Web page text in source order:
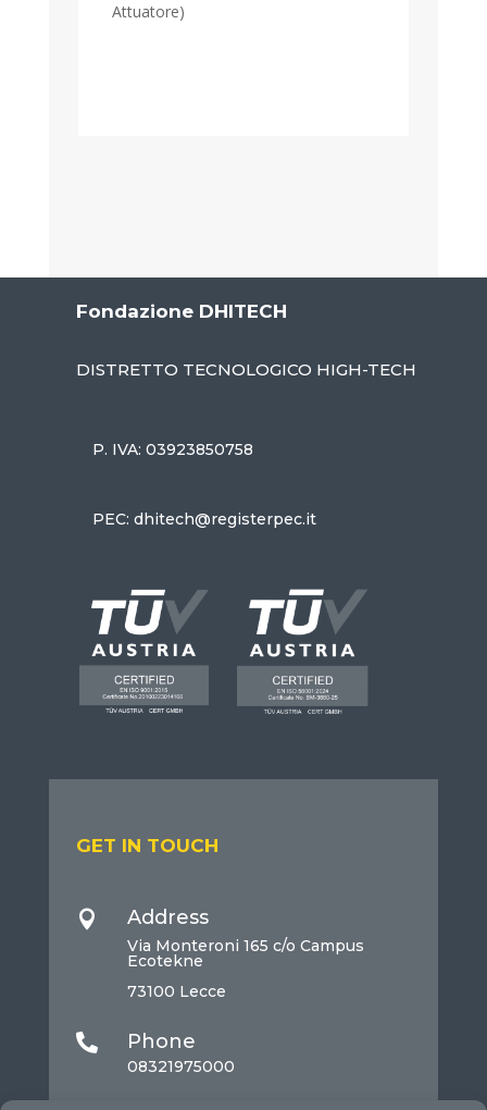
Attuatore)
Fondazione DHITECH
DISTRETTO TECNOLOGICO HIGH-TECH
P. IVA: 03923850758
PEC: dhitech@registerpec.it
GET IN TOUCH
 Address
Via Monteroni 165 c/o Campus
Ecotekne
73100 Lecce
 Phone
08321975000